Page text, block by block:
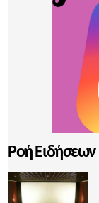
Ροή Ειδήσεων